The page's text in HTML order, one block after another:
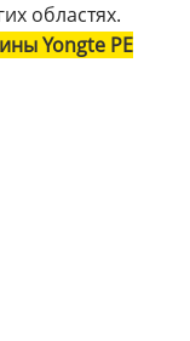
областях.
Yongte PE